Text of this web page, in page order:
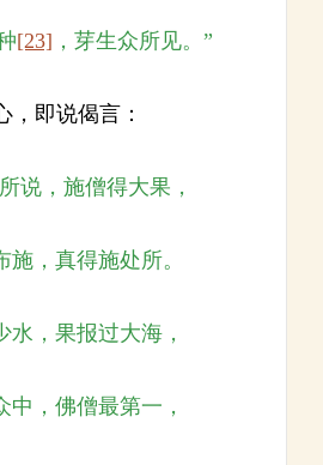
[23] ，芽生众所见。”
，即说偈言：
说，施僧得大果，
施，真得施处所。
水，果报过大海，
中，佛僧最第一，